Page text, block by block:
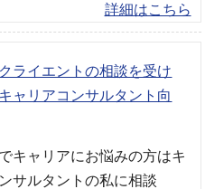
詳細はこちら
ライエントの相談を受け
ャリアコンサルタント向
でキャリアにお悩みの方はキ
サルタントの私に相談